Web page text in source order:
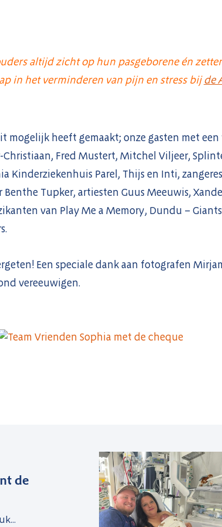
altijd zicht op hun pasgeborene én
in het verminderen van pijn en stress bijde
mogelijk heeft gemaakt; onze gasten met
Christiaan, Fred Mustert, Mitchel Viljeer,
Kinderziekenhuis Parel, Thijs en Inti,
Tupker, artiesten Guus Meeuwis,
van Play Me a Memory, Dundu –
Een speciale dank aan fotografen
vereeuwigen.
de